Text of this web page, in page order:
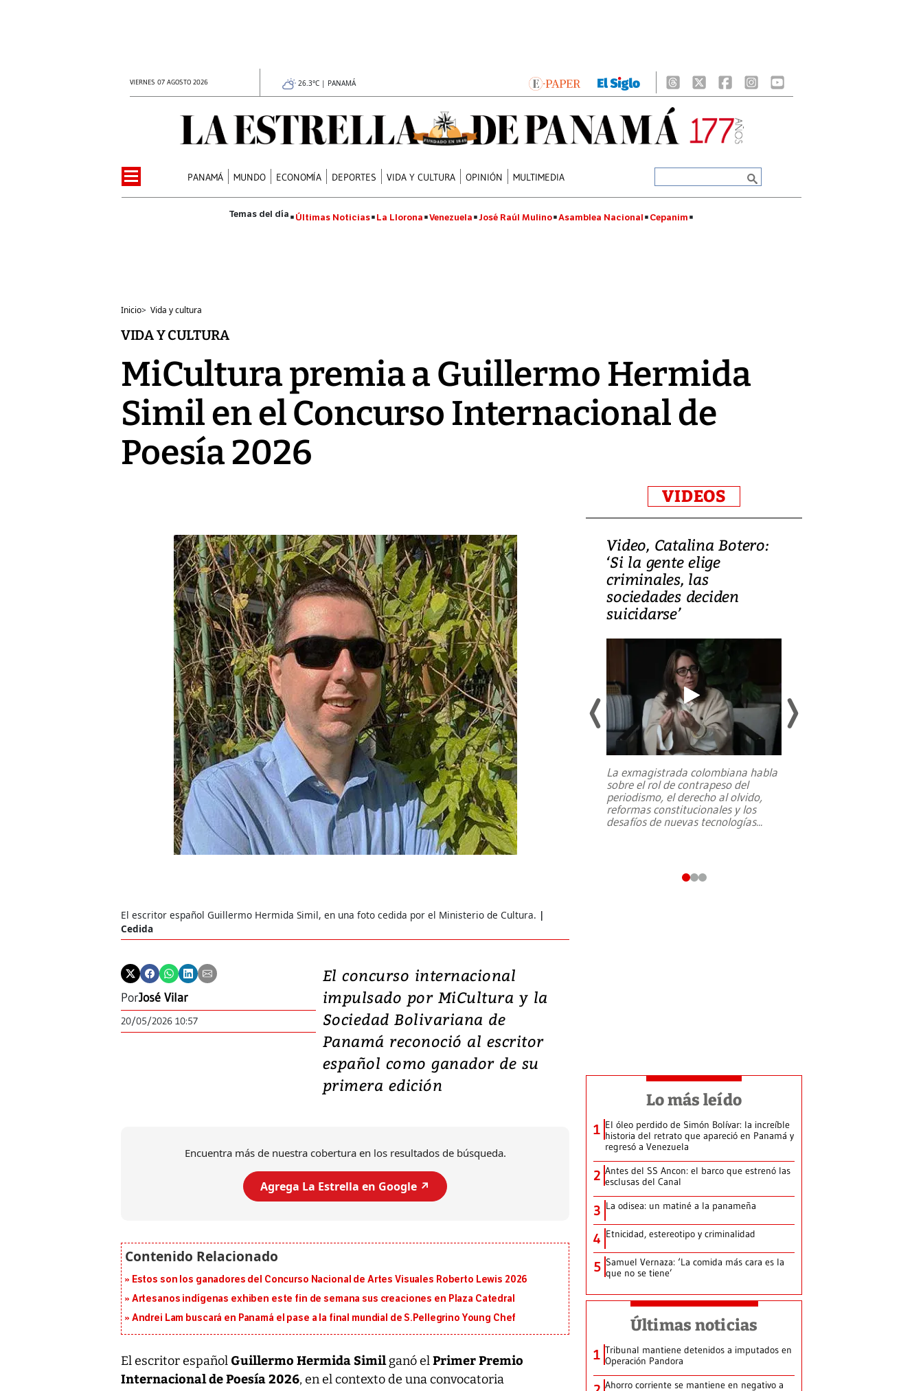
VIERNES 07 AGOSTO 2026 26.3°C | PANAMÁ
PANAMÁ MUNDO ECONOMÍA DEPORTES VIDA Y CULTURA OPINIÓN MULTIMEDIA
Últimas Noticias La Llorona Venezuela José Raúl Mulino Asamblea Nacional Cepanim
Inicio> Vida y cultura
VIDA Y CULTURA
MiCultura premia a Guillermo Hermida
Simil en el Concurso Internacional de
Poesía 2026
El escritor español Guillermo Hermida Simil, en una foto cedida por el Ministerio de Cultura.
Cedida
PorJosé Vilar
20/05/2026 10:57
El concurso internacional
impulsado por MiCultura y la
Sociedad Bolivariana de
Panamá reconoció al escritor
español como ganador de su
primera edición
Encuentra más de nuestra cobertura en los resultados de búsqueda.
Agrega La Estrella en Google ↗️
Estos son los ganadores del Concurso Nacional de Artes Visuales Roberto Lewis 2026
Artesanos indígenas exhiben este fin de semana sus creaciones en Plaza Catedral
Andrei Lam buscará en Panamá el pase a la final mundial de S.Pellegrino Young Chef
El escritor español Guillermo Hermida Similganó elPrimer Premio
Internacional de Poesía 2026, en el contexto de una convocatoria
VIDEOS
Video, Japón: Terremoto
deja heridos y graves
daños en Kumamoto
Un fuerte terremoto de magnitud
7,1 se registró este martes 28 de
julio en la prefectura de Kumamoto,
al sur de Japón, provocando una
emergencia de gran...
Video, Catalina Botero:
‘Si la gente elige
criminales, las
sociedades deciden
suicidarse’
La exmagistrada colombiana habla
sobre el rol de contrapeso del
periodismo, el derecho al olvido,
reformas constitucionales y los
desafíos de nuevas tecnologías...
Lo más leído
1 El óleo perdido de Simón Bolívar: la increíble
historia del retrato que apareció en Panamá y
regresó a Venezuela
2 Antes del SS Ancon: el barco que estrenó las
esclusas del Canal
3 La odisea: un matiné a la panameña
4 Etnicidad, estereotipo y criminalidad
5 Samuel Vernaza: ‘La comida más cara es la
que no se tiene’
Últimas noticias
1 Tribunal mantiene detenidos a imputados en
Operación Pandora
Ahorro corriente se mantiene en negativo a